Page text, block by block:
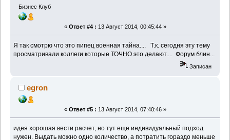
Бизнес Клуб
« Ответ #4 : 13 Август 2014, 00:45:44 »
Я так смотрю что это пипец военная тайна.... Т.к. сегодня эту тему
просматривали коллеги которые ТОЧНО это делают.... Форум блин...
Записан
egron
« Ответ #5 : 13 Август 2014, 07:40:46 »
идея хорошая вести расчет, но тут еще индивидуальный подход
нужен. Выдать можно одно количество, а потратить гораздо меньше